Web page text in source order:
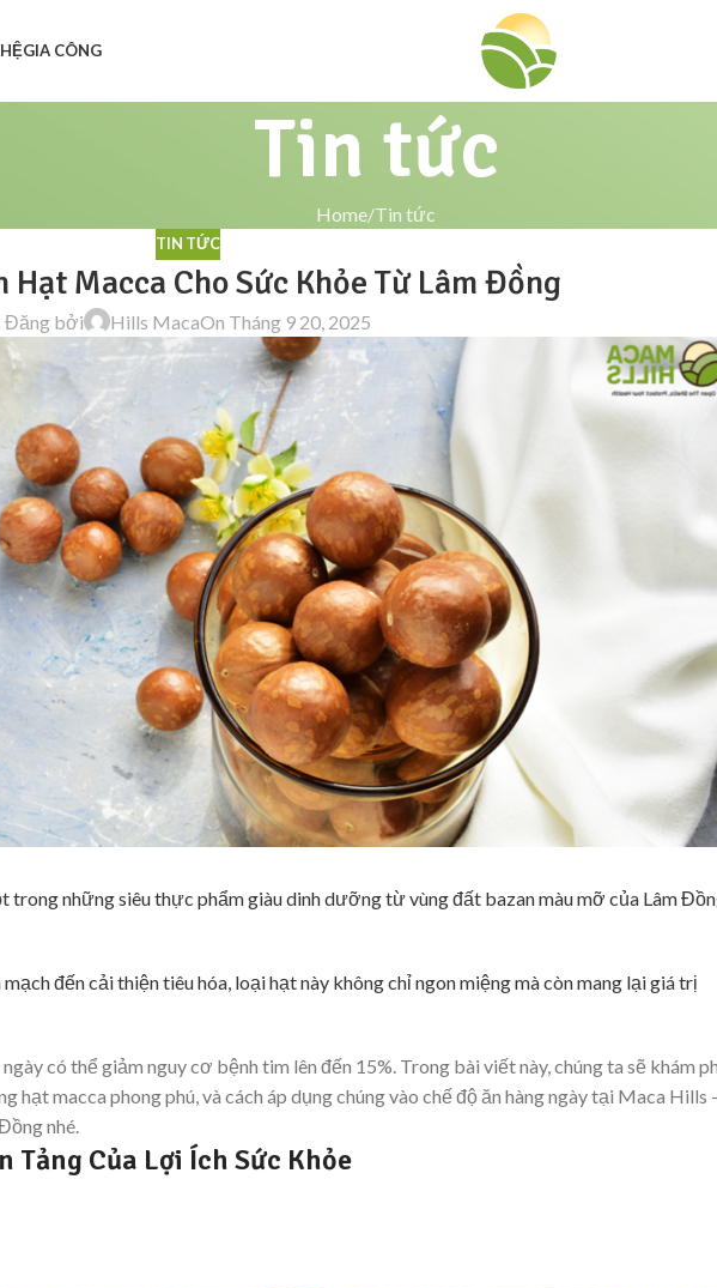
GIA CÔNG
Tin tức
Home Tin tức
TIN TỨC
Hạt Macca Cho Sức Khỏe Từ Lâm Đồng
Đăng bởi Hills MacaOn Tháng 9 20, 2025
trong những siêu thực phẩm giàu dinh dưỡng từ vùng đất bazan màu mỡ của Lâm
đến cải thiện tiêu hóa, loại hạt này không chỉ ngon miệng mà còn mang lại giá trị
có thể giảm nguy cơ bệnh tim lên đến 15%. Trong bài viết này, chúng ta sẽ khám
macca phong phú, và cách áp dụng chúng vào chế độ ăn hàng ngày tại Maca Hills
nhé.
Tảng Của Lợi Ích Sức Khỏe